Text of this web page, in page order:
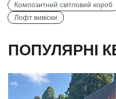
Композитний світловий короб
Лофт вивіски
ПОПУЛЯРНІ